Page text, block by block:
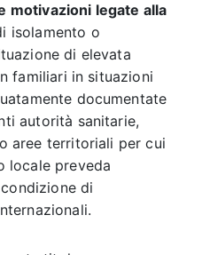
motivazioni legate alla
isolamento o
di elevata
familiari in situazioni
documentate
autorità sanitarie,
aree territoriali per cui
locale preveda
di